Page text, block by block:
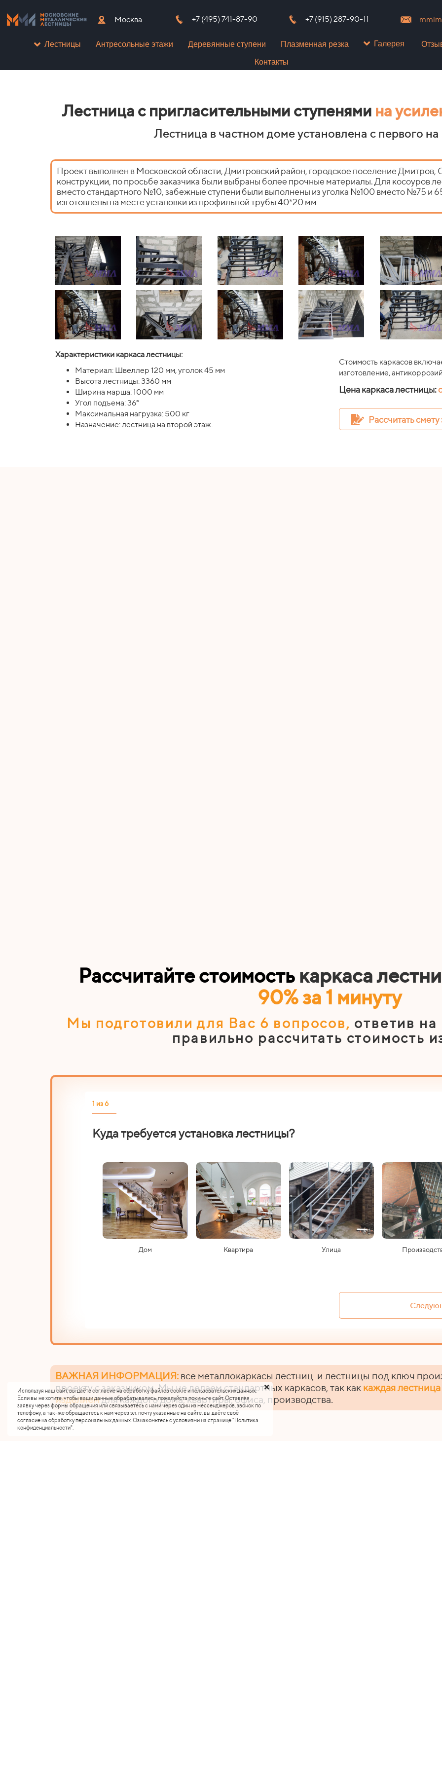
Москва +7 (495) 741-87-90 +7 (915) 287-90-11
Лестницы Антресольные этажи Деревянные ступени Плазменная резка Галерея
Контакты
Лестница с пригласительными ступенями на
Лестница в частном доме установлена с первого
Проект выполнен в Московской области, Дмитровский район, городское поселение
конструкции, по просьбе заказчика были выбраны более прочные материалы. Для косоуров
вместо стандартного №10, забежные ступени были выполнены из уголка №100 вместо №75 и
изготовлены на месте установки из профильной трубы 40*20 мм
Характеристики каркаса лестницы:
Материал: Швеллер 120 мм, уголок 45 мм
Высота лестницы: 3360 мм
Ширина марша: 1000 мм
Угол подъема: 36°
Максимальная нагрузка: 500 кг
Назначение: лестница на второй этаж.
Стоимость каркасов
изготовление,
Цена каркаса лестницы:
Рассчитать
Рассчитайте стоимостькаркаса
90% за 1 минуту
Мы подготовили для Вас 6 вопросов, ответив
правильно рассчитать стоимость
1 из 6
Куда требуется установка лестницы?
Дом Квартира Улица
ВАЖНАЯ ИНФОРМАЦИЯ: все металлокаркасы лестниц и лестницы под ключ
проекту с заказчиком. Мы не делаем стандартных каркасов, так как каждая
изделиемдля каждого дома, квартиры, офиса, производства.
Используя наш сайт, вы даёте согласие на обработку файлов cookie и пользовательских данных.
Если вы не хотите, чтобы ваши данные обрабатывались, пожалуйста покиньте сайт. Оставляя
заявку через формы обращения или связываетесь с нами через один из мессенджеров, звонок по
телефону, а так-же обращаетесь к нам через эл. почту указанные на сайте, вы даёте своё
согласие на обработку персональных данных. Ознакомьтесь с условиями на странице "Политика
конфиденциальности".